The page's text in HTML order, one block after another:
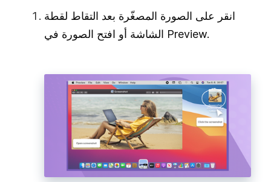
انقر على الصورة المصغّرة بعد التقاط لقطة
الشاشة أو افتح الصورة في Preview.